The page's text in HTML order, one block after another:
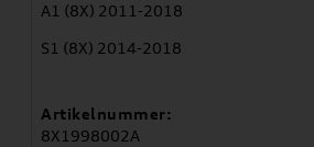
A1 (8X) 2011-2018
S1 (8X) 2014-2018
Artikelnummer:
8X1998002A